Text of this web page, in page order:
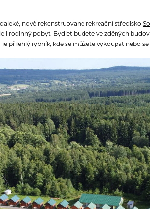
nově rekonstruované rekreační středisko
i rodinný pobyt. Bydlet budete ve zděných
přilehlý rybník, kde se můžete vykoupat nebo